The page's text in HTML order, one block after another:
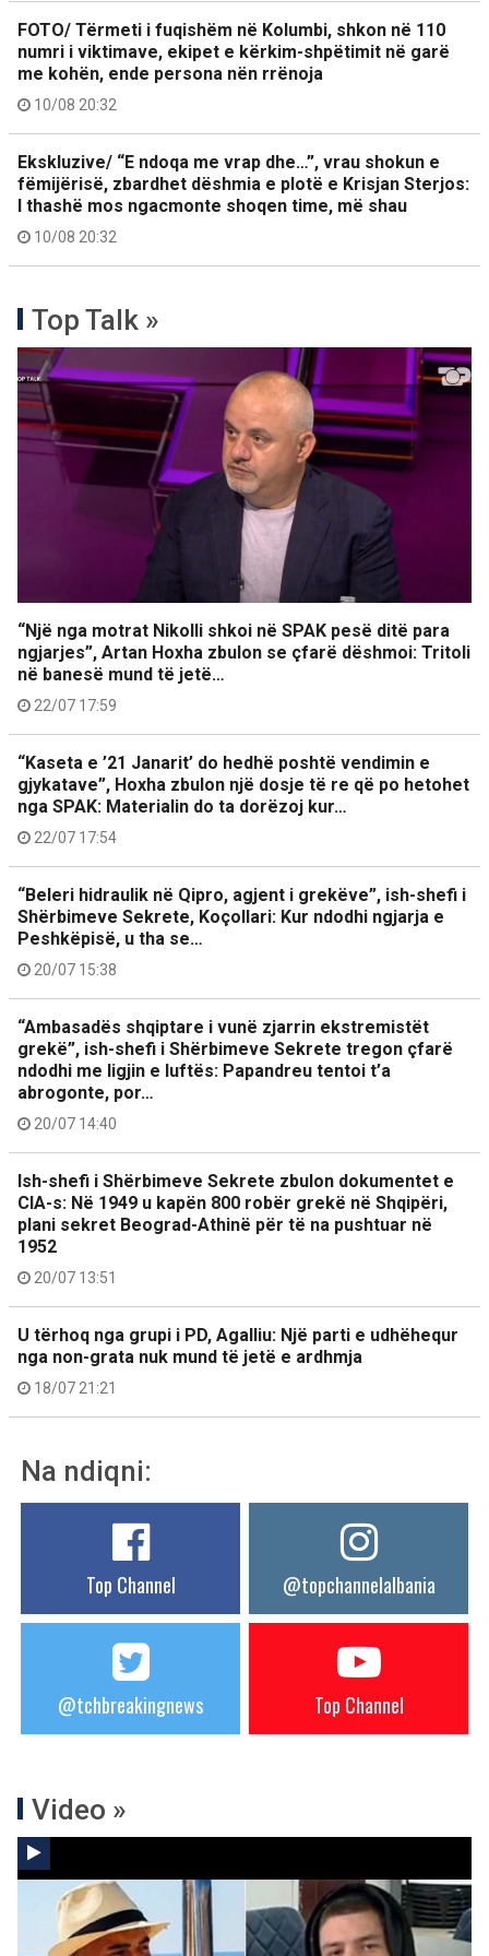
FOTO/ Tërmeti i fuqishëm në Kolumbi, shkon në 110
numri i viktimave, ekipet e kërkim-shpëtimit në garë
me kohën, ende persona nën rrënoja
10/08 20:32
Ekskluzive/ “E ndoqa me vrap dhe…”, vrau shokun e
fëmijërisë, zbardhet dëshmia e plotë e Krisjan Sterjos:
I thashë mos ngacmonte shoqen time, më shau
10/08 20:32
Top Talk »
“Një nga motrat Nikolli shkoi në SPAK pesë ditë para
ngjarjes”, Artan Hoxha zbulon se çfarë dëshmoi: Tritoli
në banesë mund të jetë…
22/07 17:59
“Kaseta e ’21 Janarit’ do hedhë poshtë vendimin e
gjykatave”, Hoxha zbulon një dosje të re që po hetohet
nga SPAK: Materialin do ta dorëzoj kur…
22/07 17:54
“Beleri hidraulik në Qipro, agjent i grekëve”, ish-shefi i
Shërbimeve Sekrete, Koçollari: Kur ndodhi ngjarja e
Peshkëpisë, u tha se…
20/07 15:38
“Ambasadës shqiptare i vunë zjarrin ekstremistët
grekë”, ish-shefi i Shërbimeve Sekrete tregon çfarë
ndodhi me ligjin e luftës: Papandreu tentoi t’a
abrogonte, por…
20/07 14:40
Ish-shefi i Shërbimeve Sekrete zbulon dokumentet e
CIA-s: Në 1949 u kapën 800 robër grekë në Shqipëri,
plani sekret Beograd-Athinë për të na pushtuar në
1952
20/07 13:51
U tërhoq nga grupi i PD, Agalliu: Një parti e udhëhequr
nga non-grata nuk mund të jetë e ardhmja
18/07 21:21
Na ndiqni:
Top Channel @topchannelalbania
@tchbreakingnews Top Channel
Video »